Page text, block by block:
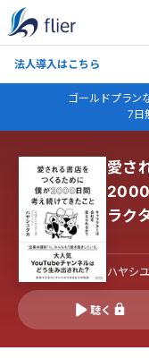
法人導入はこちら
ゴールドプラン
7日
愛さ
2000
ラク
ハヤシ
聴く